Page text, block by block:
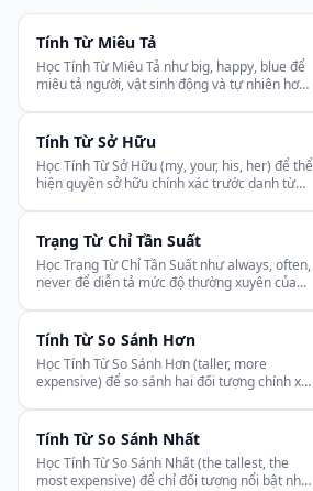
Tính Từ Miêu Tả
Học Tính Từ Miêu Tả như big, happy, blue để
miêu tả người, vật sinh động và tự nhiên hơn
Tính Từ Sở Hữu
Học Tính Từ Sở Hữu (my, your, his, her) để thể
hiện quyền sở hữu chính xác trước danh từ
Trạng Từ Chỉ Tần Suất
Học Trạng Từ Chỉ Tần Suất như always, often,
never để diễn tả mức độ thường xuyên của
Tính Từ So Sánh Hơn
Học Tính Từ So Sánh Hơn (taller, more
expensive) để so sánh hai đối tượng chính xác
Tính Từ So Sánh Nhất
Học Tính Từ So Sánh Nhất (the tallest, the
most expensive) để chỉ đối tượng nổi bật nhất